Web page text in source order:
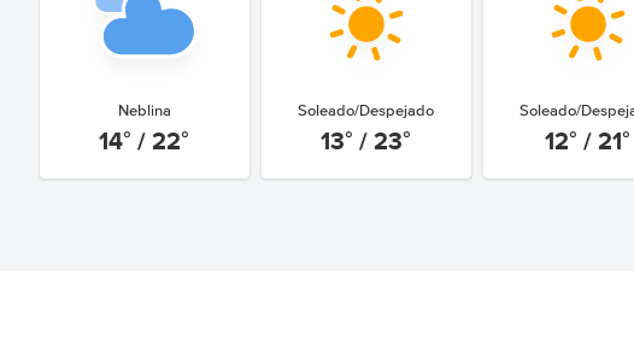
Neblina
14° / 22°
Soleado/Despejado
13° / 23°
Soleado/
12° / 21°